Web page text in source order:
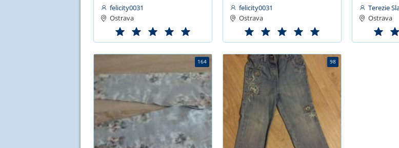
felicity0031
Ostrava
felicity0031
Ostrava
Terezie
Ostrava
164 98